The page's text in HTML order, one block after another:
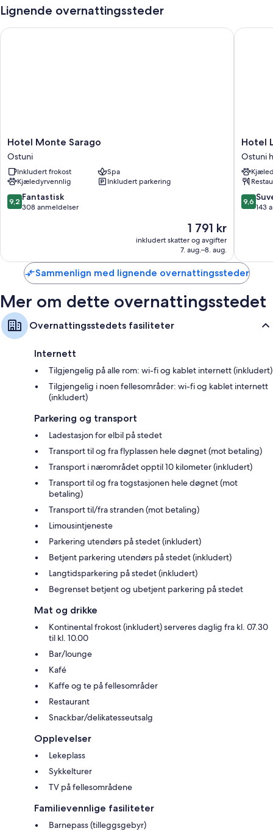
langtidsparkering (inkludert)
Her er noen ekstra fasiliteter:
Bad med bidé og badekar eller dusj
25 tommers TV med Parabol-TV
Garderobeskap, daglig rengjøring og skrivebord
Lignende overnattingssteder
Hotel
Monte
Sarago
Ostuni
Hotel Monte Sarago
Ostuni
Inkludert frokost
Spa
Kjæledyrvennlig
Inkludert parkering
9.2
av
9,2 Fantastisk
308 anmeldelser
Prisen
er
1 791 kr
1 791 kr
inkludert skatter og avgifter
7. aug.–8. aug.
Hotel Monte Sarago
Hotel
La
Terra
Ostuni
Hotel
Ostuni
9.6
av
9,6
143
Hotel La
Sammenlign med lignende overnattingssteder
Mer om dette overnattingsstedet
Overnattingsstedets fasiliteter
Internett
Tilgjengelig på alle rom: wi-fi og kablet internett (inkludert)
Tilgjengelig i noen fellesområder: wi-fi og kablet internett
(inkludert)
Parkering og transport
Ladestasjon for elbil på stedet
Transport til og fra flyplassen hele døgnet (mot betaling)
Transport i nærområdet opptil 10 kilometer (inkludert)
Transport til og fra togstasjonen hele døgnet (mot
betaling)
Transport til/fra stranden (mot betaling)
Limousintjeneste
Parkering utendørs på stedet (inkludert)
Betjent parkering utendørs på stedet (inkludert)
Langtidsparkering på stedet (inkludert)
Begrenset betjent og ubetjent parkering på stedet
Mat og drikke
Kontinental frokost (inkludert) serveres daglig fra kl. 07.30
til kl. 10.00
Bar/lounge
Kafé
Kaffe og te på fellesområder
Restaurant
Snackbar/delikatesseutsalg
Opplevelser
Lekeplass
Sykkelturer
TV på fellesområdene
Familievennlige fasiliteter
Barnepass (tilleggsgebyr)